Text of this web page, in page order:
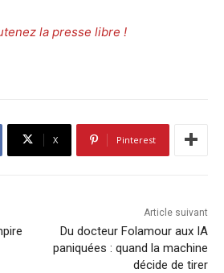
la presse libre !
X Pinterest
Article suivant
Du docteur Folamour aux IA
paniquées : quand la machine
décide de tirer